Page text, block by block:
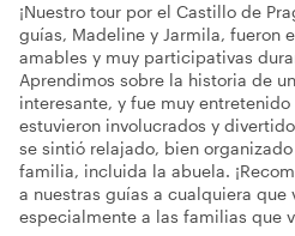
¡Nuestro tour por el Castillo de
guías, Madeline y Jarmila, fueron
amables y muy participativas
Aprendimos sobre la historia de
interesante, y fue muy
estuvieron involucrados y
se sintió relajado, bien
familia, incluida la abuela.
a nuestras guías a cualquiera que
especialmente a las familias que